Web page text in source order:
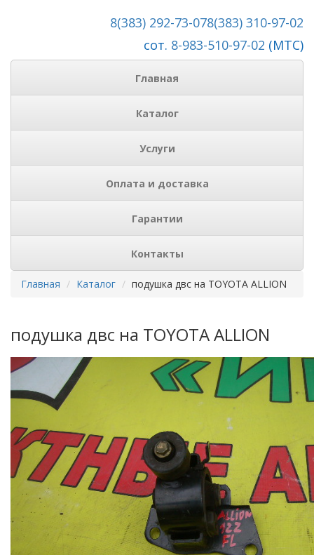
8(383) 310-97-02
8(383) 292-73-07
сот. 8-983-510-97-02 (МТС)
Главная
Каталог
Услуги
Оплата и доставка
Гарантии
Контакты
Главная Каталог подушка двс на TOYOTA ALLION
подушка двс на TOYOTA ALLION